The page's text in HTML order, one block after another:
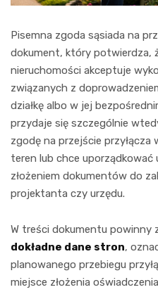
Pisemna zgoda sąsiada na
dokument, który potwierdza,
nieruchomości akceptuje
związanych z
działkę albo w jej
przydaje się szczególnie
zgodę na przejście
teren lub chce uporządkować
złożeniem dokumentów do
projektanta czy urzędu.
W treści dokumentu powinny
dokładne dane stron,
planowanego przebiegu
miejsce złożenia